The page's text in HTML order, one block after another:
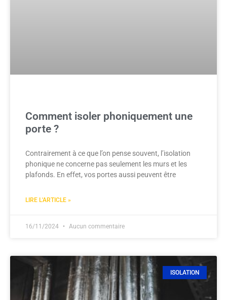
Comment isoler phoniquement une
porte ?
Contrairement à ce que l’on pense souvent, l’isolation
phonique ne concerne pas seulement les murs et les
plafonds. En effet, vos portes aussi peuvent être
LIRE L'ARTICLE »
16/11/2024 Aucun commentaire
ISOLATION